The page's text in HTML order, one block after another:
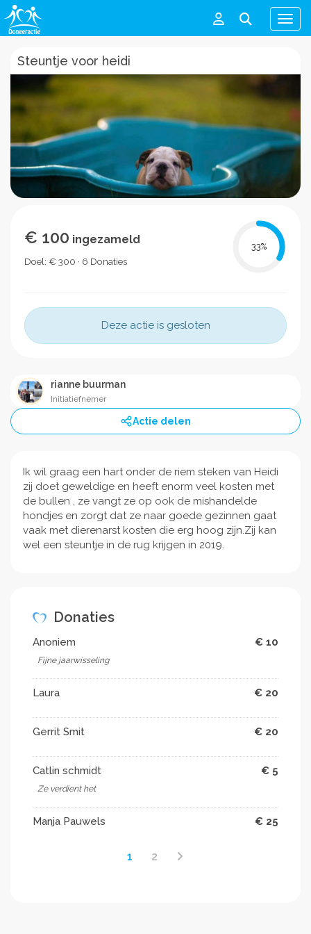
Menu
Steuntje voor heidi
€ 100 ingezameld
Doel: € 300 · 6 Donaties
33%
Deze actie is gesloten
rianne buurman
Initiatiefnemer
Actie delen
Ik wil graag een hart onder de riem steken van Heidi
zij doet geweldige en heeft enorm veel kosten met
de bullen , ze vangt ze op ook de mishandelde
hondjes en zorgt dat ze naar goede gezinnen gaat
vaak met dierenarst kosten die erg hoog zijn.Zij kan
wel een steuntje in de rug krijgen in 2019.
Donaties
Anoniem € 10
Fijne jaarwisseling ️
Laura € 20
Gerrit Smit € 20
Catlin schmidt € 5
Ze verdient het
Manja Pauwels € 25
1 2